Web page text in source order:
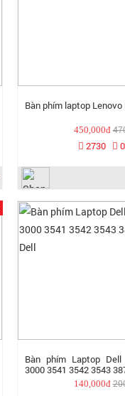
Bàn phím laptop Lenovo
450,000đ
2730 0
Bàn phím Laptop
3000 3541 3542 3543
140,000đ